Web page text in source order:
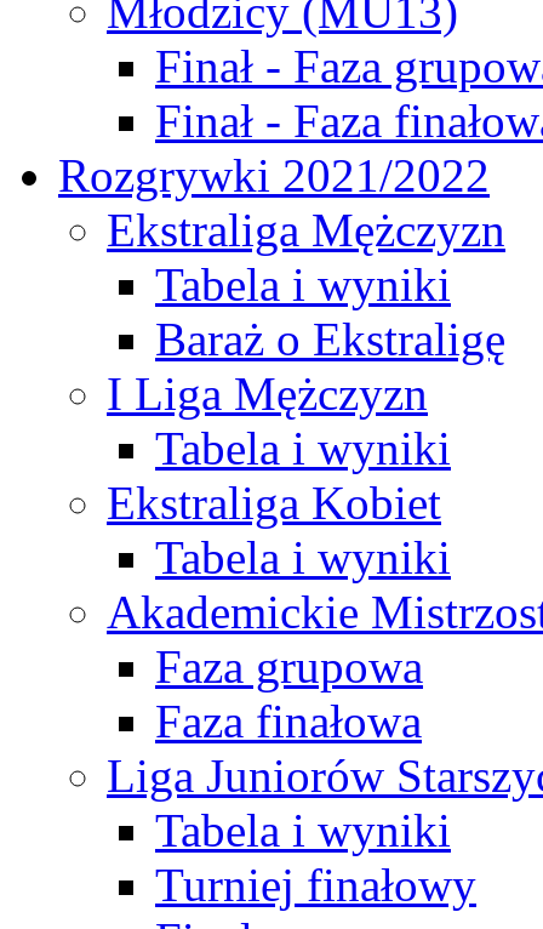
Młodzicy (MU13)
Finał - Faza
Finał - Faza
Rozgrywki 2021/2022
Ekstraliga Mężczyzn
Tabela i wyniki
Baraż o Ekstraligę
I Liga Mężczyzn
Tabela i wyniki
Ekstraliga Kobiet
Tabela i wyniki
Akademickie
Faza grupowa
Faza finałowa
Liga Juniorów
Tabela i wyniki
Turniej finałowy